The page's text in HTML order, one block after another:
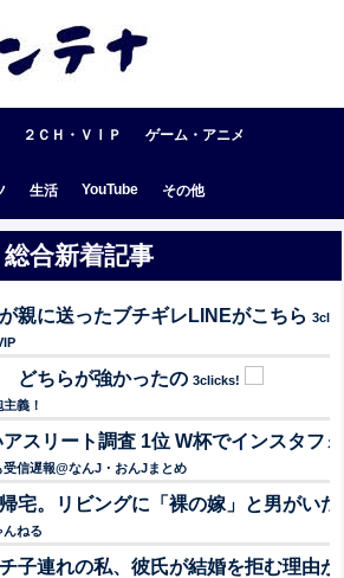
２ＣＨ・ＶⅠＰ ゲーム・アニメ
生活 YouTube その他
総合新着記事
親に送ったブチギレLINEがこちら
どちらが強かったの 3clicks!
義！
スリート調査 1位 W杯でインスタフ
受信遅報@なんJ・おんJまとめ
宅。リビングに「裸の嫁」と男がい
んねる
子連れの私、彼氏が結婚を拒む理由